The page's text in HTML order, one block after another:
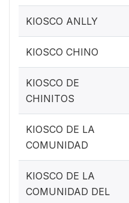
KIOSCO ANLLY
KIOSCO CHINO
KIOSCO DE
CHINITOS
KIOSCO DE LA
COMUNIDAD
KIOSCO DE LA
COMUNIDAD DEL